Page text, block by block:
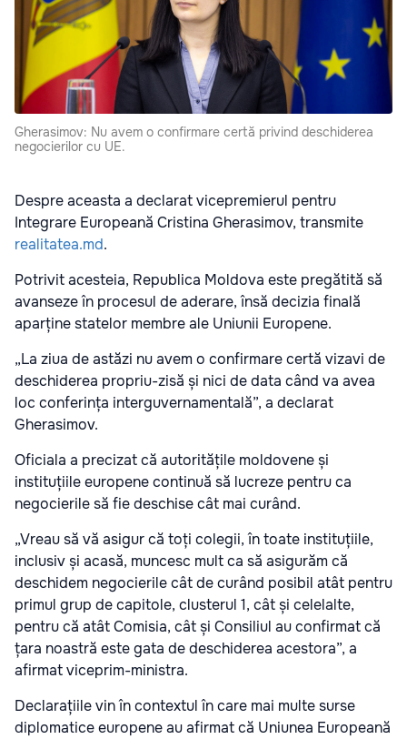
Gherasimov: Nu avem o confirmare certă privind deschiderea
negocierilor cu UE.
Despre aceasta a declarat vicepremierul pentru
Integrare Europeană Cristina Gherasimov, transmite
realitatea.md.
Potrivit acesteia, Republica Moldova este pregătită să
avanseze în procesul de aderare, însă decizia finală
aparține statelor membre ale Uniunii Europene.
„La ziua de astăzi nu avem o confirmare certă vizavi de
deschiderea propriu-zisă și nici de data când va avea
loc conferința interguvernamentală”, a declarat
Gherasimov.
Oficiala a precizat că autoritățile moldovene și
instituțiile europene continuă să lucreze pentru ca
negocierile să fie deschise cât mai curând.
„Vreau să vă asigur că toți colegii, în toate instituțiile,
inclusiv și acasă, muncesc mult ca să asigurăm că
deschidem negocierile cât de curând posibil atât pentru
primul grup de capitole, clusterul 1, cât și celelalte,
pentru că atât Comisia, cât și Consiliul au confirmat că
țara noastră este gata de deschiderea acestora”, a
afirmat viceprim-ministra.
Declarațiile vin în contextul în care mai multe surse
diplomatice europene au afirmat că Uniunea Europeană